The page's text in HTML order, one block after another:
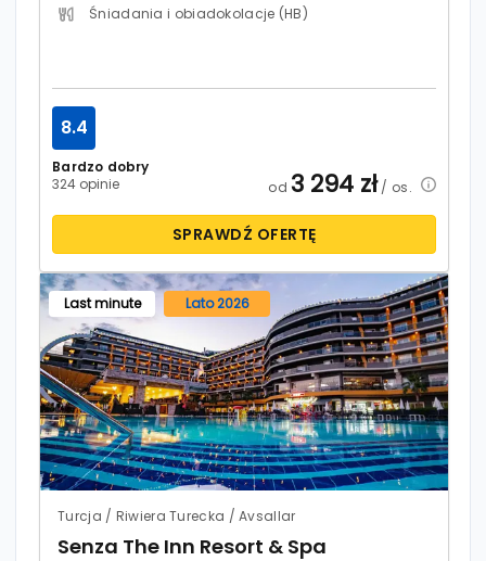
Śniadania i obiadokolacje (HB)
Bardzo dobry
324 opinie
8.4
od 3 294 zł/ os.
SPRAWDŹ OFERTĘ
Last minute Lato 2026
Turcja / Riwiera Turecka / Avsallar
Senza The Inn Resort & Spa